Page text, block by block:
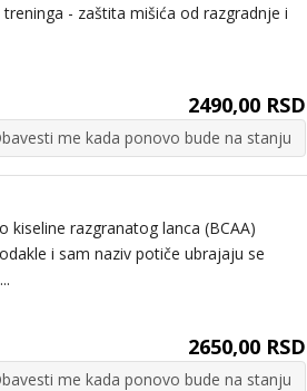
- zaštita mišića od razgradnje i
2490,00 RSD
me kada ponovo bude na stanju
kiseline razgranatog lanca (BCAA)
i sam naziv potiče ubrajaju se
2650,00 RSD
me kada ponovo bude na stanju